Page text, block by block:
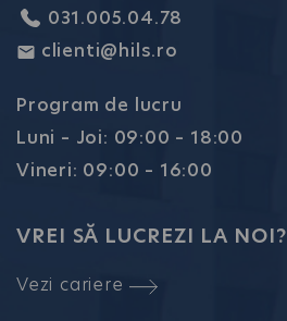
031.005.04.78
clienti@hils.ro
Program de lucru
Luni – Joi: 09:00 – 18:00
Vineri: 09:00 – 16:00
VREI SĂ LUCREZI LA NOI?
Vezi cariere